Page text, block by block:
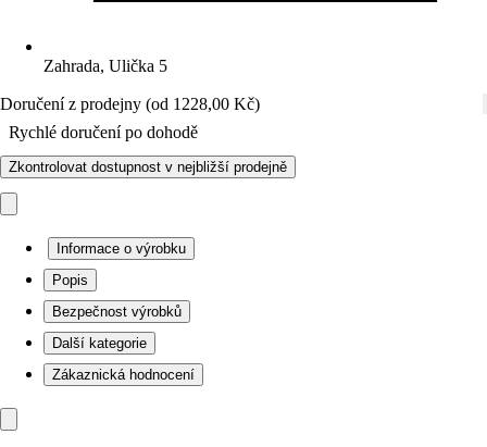
Zahrada, Ulička 5
Doručení z prodejny (od 1228,00 Kč)
Rychlé doručení po dohodě
Zkontrolovat dostupnost v nejbližší prodejně
Informace o výrobku
Popis
Bezpečnost výrobků
Další kategorie
Zákaznická hodnocení